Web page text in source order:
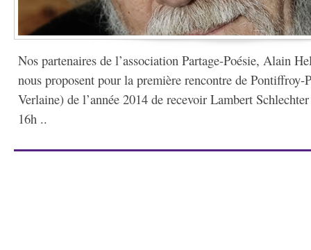
Nos partenaires de l’association Partage-Poésie, Alain
nous proposent pour la première rencontre de Pontiffroy-
Verlaine) de l’année 2014 de recevoir Lambert
16h ..